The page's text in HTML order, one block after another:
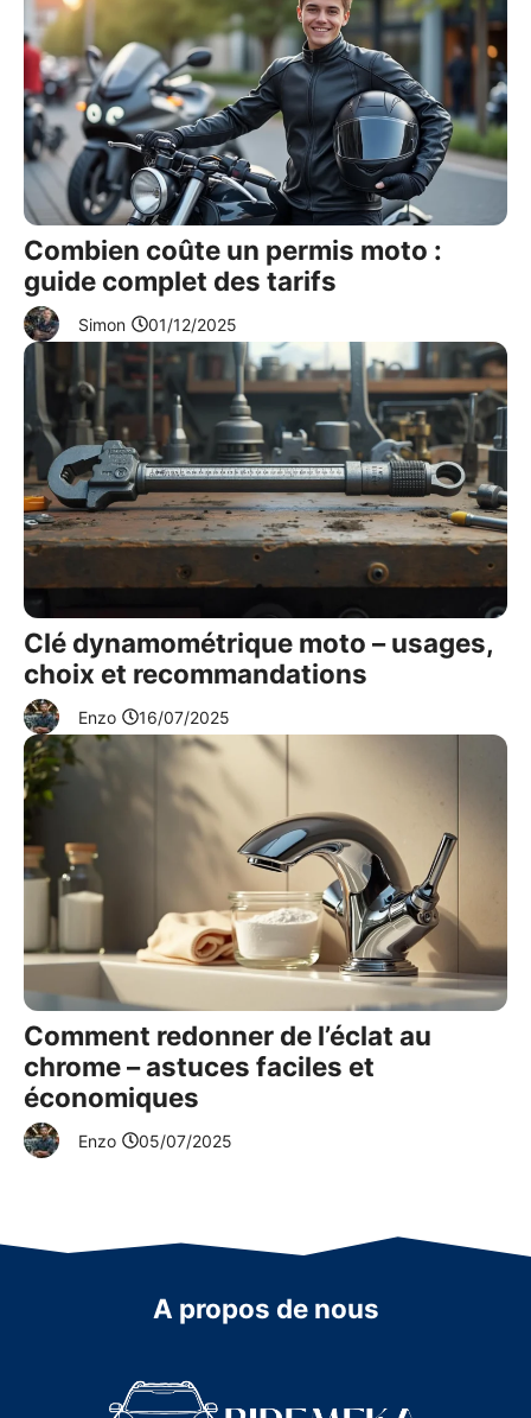
Combien coûte un permis moto :
guide complet des tarifs
Simon 01/12/2025
Clé dynamométrique moto – usages,
choix et recommandations
Enzo 16/07/2025
Comment redonner de l’éclat au
chrome – astuces faciles et
économiques
Enzo 05/07/2025
A propos de nous